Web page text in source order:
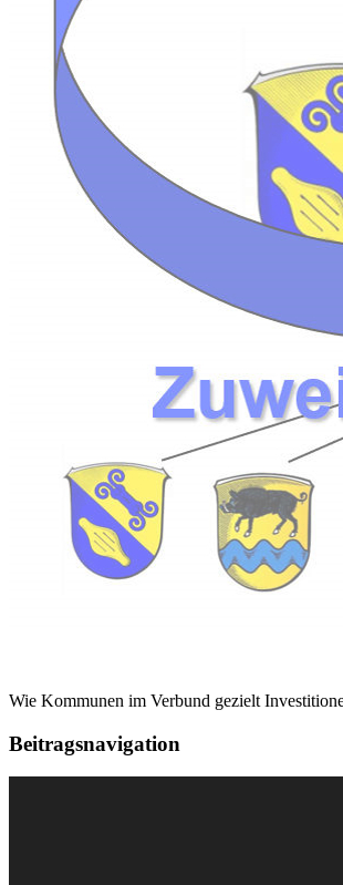
Wie Kommunen im Verbund gezielt
Beitragsnavigation